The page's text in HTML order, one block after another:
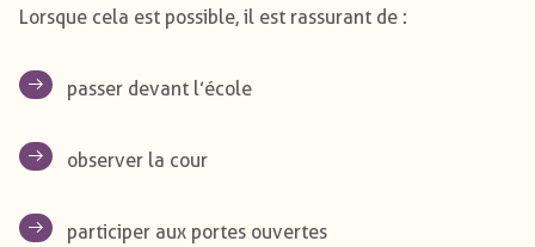
Lorsque cela est possible, il est rassurant de :
passer devant l’école
observer la cour
participer aux portes ouvertes